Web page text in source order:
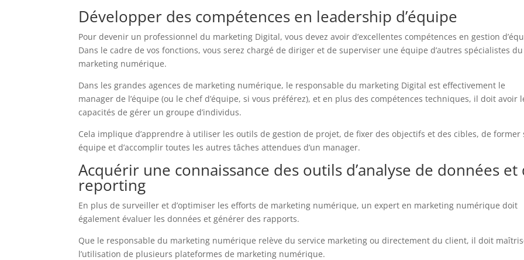
Développer des compétences en leadership d’équipe
Pour devenir un professionnel du marketing Digital, vous devez avoir d’excellentes compétences en gestion
Dans le cadre de vos fonctions, vous serez chargé de diriger et de superviser une équipe d’autres spécialistes du
marketing numérique.
Dans les grandes agences de marketing numérique, le responsable du marketing Digital est effectivement le
manager de l’équipe (ou le chef d’équipe, si vous préférez), et en plus des compétences techniques, il doit avoir
capacités de gérer un groupe d’individus.
Cela implique d’apprendre à utiliser les outils de gestion de projet, de fixer des objectifs et des cibles, de former
équipe et d’accomplir toutes les autres tâches attendues d’un manager.
Acquérir une connaissance des outils d’analyse de données et
reporting
En plus de surveiller et d’optimiser les efforts de marketing numérique, un expert en marketing numérique doit
également évaluer les données et générer des rapports.
Que le responsable du marketing numérique relève du service marketing ou directement du client, il doit
l’utilisation de plusieurs plateformes de marketing numérique.